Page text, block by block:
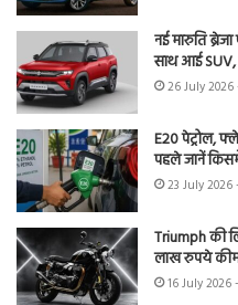
नई मारुति
साथ आई
26 July 2026
E20 पेट्रोल,
पहले जानें
23 July 2026
Triumph की
लाख रुपये
16 July 2026